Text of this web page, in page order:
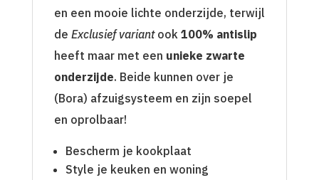
en een mooie lichte onderzijde, terwijl
de Exclusief variantook 100% antislip
heeft maar met een unieke zwarte
onderzijde. Beide kunnen over je
(Bora) afzuigsysteem en zijn soepel
en oprolbaar!
Bescherm je kookplaat
Style je keuken en woning